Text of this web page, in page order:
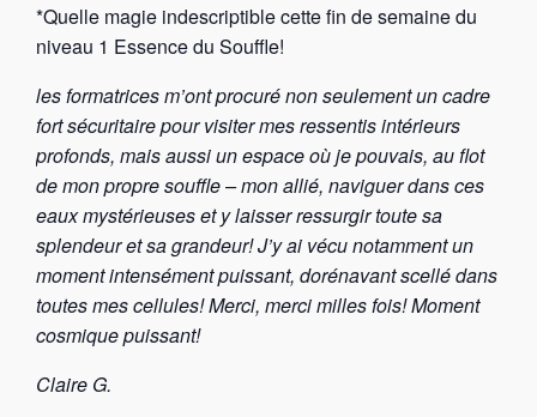
*Quelle magie indescriptible cette fin de semaine du
niveau 1 Essence du Souffle!
les formatrices m’ont procuré non seulement un cadre
fort sécuritaire pour visiter mes ressentis intérieurs
profonds, mais aussi un espace où je pouvais, au flot
de mon propre souffle – mon allié, naviguer dans ces
eaux mystérieuses et y laisser ressurgir toute sa
splendeur et sa grandeur! J’y ai vécu notamment un
moment intensément puissant, dorénavant scellé dans
toutes mes cellules! Merci, merci milles fois! Moment
cosmique puissant!
Claire G.